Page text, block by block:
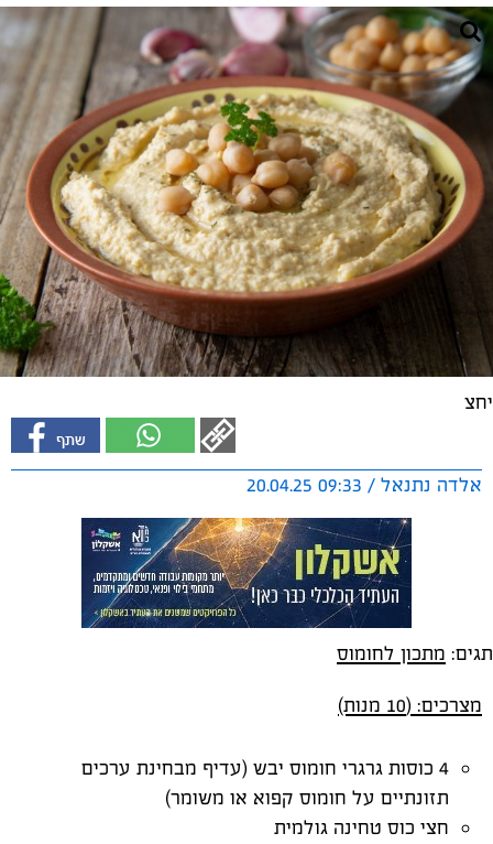
יחצ
אלדה נתנאל / 09:33 20.04.25
תגים: מתכון לחומוס
מצרכים: (10 מנות)
4 כוסות גרגרי חומוס יבש (עדיף מבחינת ערכים
תזונתיים על חומוס קפוא או משומר)
חצי כוס טחינה גולמית